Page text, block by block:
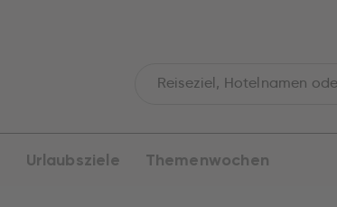
Urlaubsziele Themenwochen